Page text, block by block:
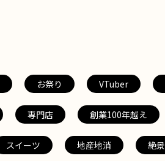
お祭り VTuber
専門店 創業100年越え
スイーツ 地産地消 絶景